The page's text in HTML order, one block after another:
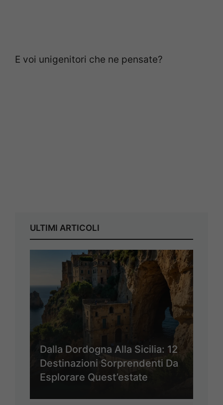
E voi unigenitori che ne pensate?
ULTIMI ARTICOLI
Dalla Dordogna Alla Sicilia: 12
Destinazioni Sorprendenti Da
Esplorare Quest’estate